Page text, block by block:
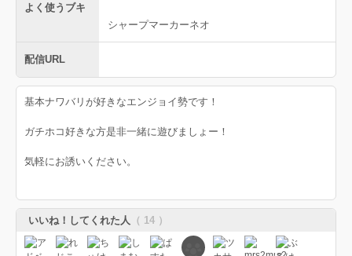
よく使うブキ
シャープマーカーネオ
配信URL
基本ナワバリが好きなエンジョイ勢です！
ガチホコ好きな方是非一緒に遊びましょー！
気軽にお誘いください。
いいね！してくれた人 （ 14 ）